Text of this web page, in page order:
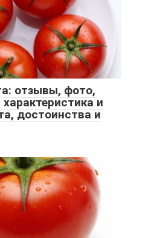
отзывы, фото,
и
достоинства и